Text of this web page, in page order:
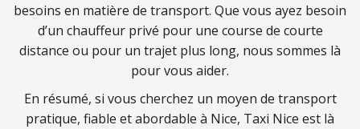
besoins en matière de transport. Que vous ayez besoin
d’un chauffeur privé pour une course de courte
distance ou pour un trajet plus long, nous sommes là
pour vous aider.
En résumé, si vous cherchez un moyen de transport
pratique, fiable et abordable à Nice, Taxi Nice est là